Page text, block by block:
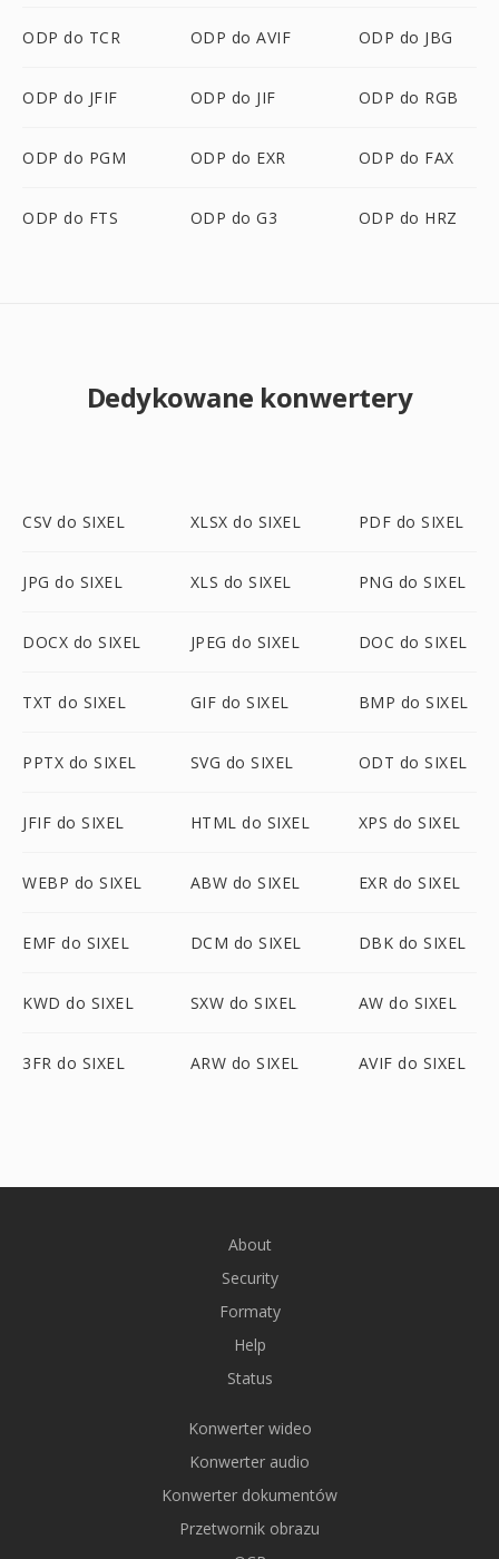
ODP do TCR ODP do AVIF ODP do JBG
ODP do JFIF ODP do JIF ODP do RGB
ODP do PGM ODP do EXR ODP do FAX
ODP do FTS ODP do G3 ODP do HRZ
Dedykowane konwertery
CSV do SIXEL XLSX do SIXEL PDF do SIXEL
JPG do SIXEL XLS do SIXEL PNG do SIXEL
DOCX do SIXEL JPEG do SIXEL DOC do SIXEL
TXT do SIXEL GIF do SIXEL BMP do SIXEL
PPTX do SIXEL SVG do SIXEL ODT do SIXEL
JFIF do SIXEL HTML do SIXEL XPS do SIXEL
WEBP do SIXEL ABW do SIXEL EXR do SIXEL
EMF do SIXEL DCM do SIXEL DBK do SIXEL
KWD do SIXEL SXW do SIXEL AW do SIXEL
3FR do SIXEL ARW do SIXEL AVIF do SIXEL
About
Security
Formaty
Help
Status
Konwerter wideo
Konwerter audio
Konwerter dokumentów
Przetwornik obrazu